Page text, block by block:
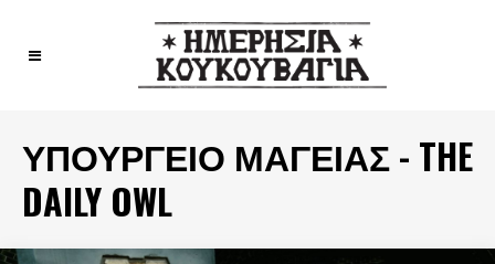
ΥΠΟΥΡΓΕΊΟ ΜΑΓΕΊΑΣ - THE
DAILY OWL